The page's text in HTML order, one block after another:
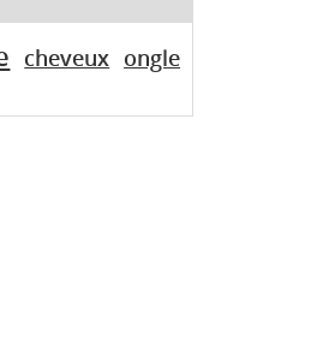
cheveux ongle